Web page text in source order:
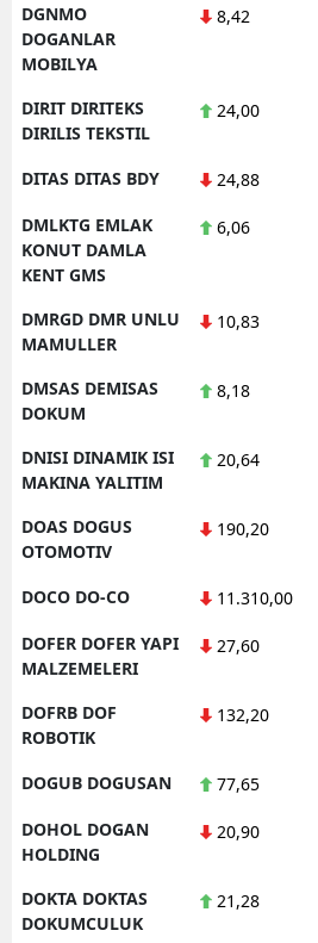
DGNMO
DOGANLAR
MOBILYA
8,42
DIRIT DIRITEKS
DIRILIS TEKSTIL
24,00
DITAS DITAS BDY 24,88
DMLKTG EMLAK
KONUT DAMLA
KENT GMS
6,06
DMRGD DMR UNLU
MAMULLER
10,83
DMSAS DEMISAS
DOKUM
8,18
DNISI DINAMIK ISI
MAKINA YALITIM
20,64
DOAS DOGUS
OTOMOTIV
190,20
DOCO DO-CO 11.310,00
DOFER DOFER YAPI
MALZEMELERI
27,60
DOFRB DOF
ROBOTIK
132,20
DOGUB DOGUSAN 77,65
DOHOL DOGAN
HOLDING
20,90
DOKTA DOKTAS
DOKUMCULUK
21,28